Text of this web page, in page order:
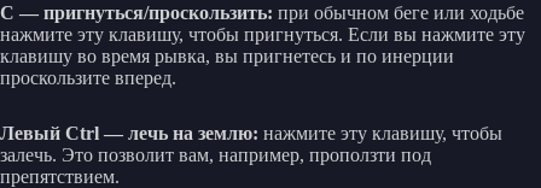
C — пригнуться/проскользить: при обычном беге или ходьбе
нажмите эту клавишу, чтобы пригнуться. Если вы нажмите эту
клавишу во время рывка, вы пригнетесь и по инерции
проскользите вперед.
Левый Ctrl — лечь на землю: нажмите эту клавишу, чтобы
залечь. Это позволит вам, например, проползти под
препятствием.